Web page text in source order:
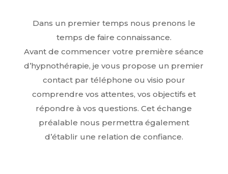
Dans un premier temps nous prenons le
temps de faire connaissance.
Avant de commencer votre première séance
d’hypnothérapie, je vous propose un premier
contact par téléphone ou visio pour
comprendre vos attentes, vos objectifs et
répondre à vos questions. Cet échange
préalable nous permettra également
d’établir une relation de confiance.